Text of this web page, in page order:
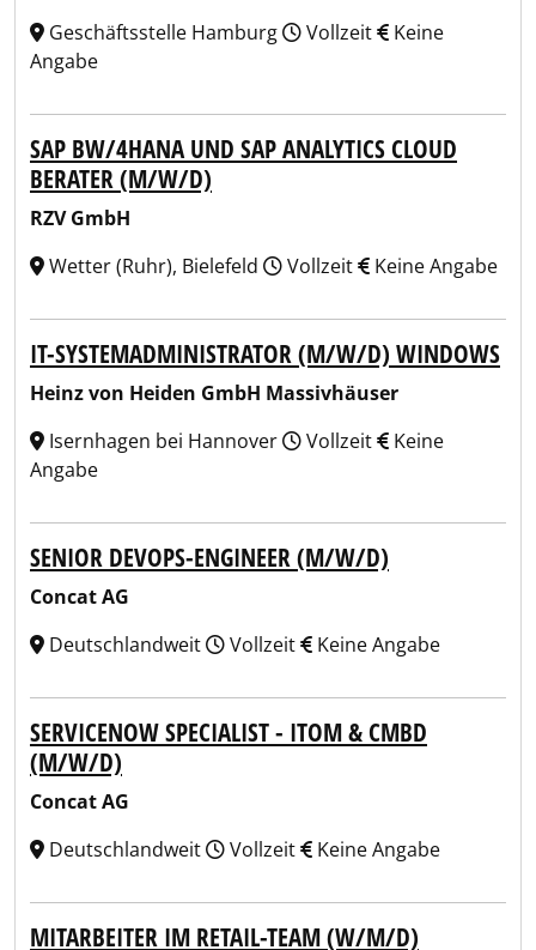
Geschäftsstelle Hamburg
Vollzeit
Keine
Angabe
SAP BW/4HANA UND SAP ANALYTICS CLOUD
BERATER (M/W/D)
RZV GmbH
Wetter (Ruhr), Bielefeld
Vollzeit Keine Angabe
IT-SYSTEMADMINISTRATOR (M/W/D) WINDOWS
Heinz von Heiden GmbH Massivhäuser
Isernhagen bei Hannover
Vollzeit
Keine
Angabe
SENIOR DEVOPS-ENGINEER (M/W/D)
Concat AG
Deutschlandweit
Vollzeit Keine Angabe
SERVICENOW SPECIALIST - ITOM & CMBD
(M/W/D)
Concat AG
Deutschlandweit
Vollzeit Keine Angabe
MITARBEITER IM RETAIL-TEAM (W/M/D)